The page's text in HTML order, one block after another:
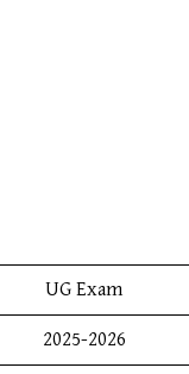
UG Exam
2025-2026